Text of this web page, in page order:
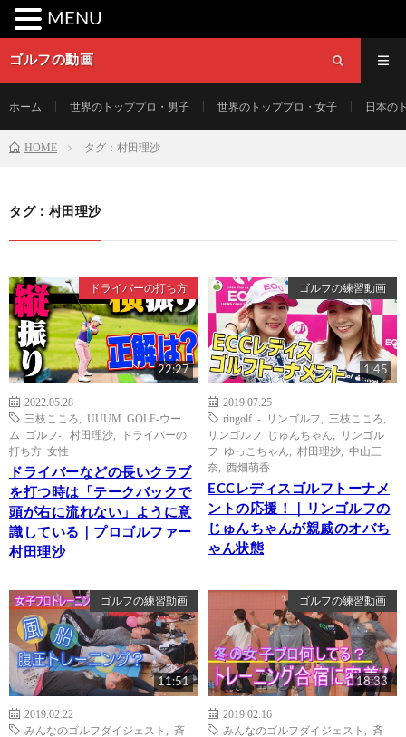
ゴルフの動画
ホーム 世界のトッププロ・男子 世界のトッププロ・女子 日本の
HOME タグ：村田理沙
タグ：村田理沙
ドライバーの打ち方
22:27
2022.05.28
三枝こころ
UUUM GOLF-ウー
ム ゴルフ-
村田理沙
ドライバーの
打ち方 女性
ドライバーなどの長いクラブ
を打つ時は「テークバックで
頭が右に流れない」ように意
識している｜プロゴルファー
村田理沙
ゴルフの練習動画
1:45
2019.07.25
ringolf - リンゴルフ
三枝こころ
リンゴルフ じゅんちゃん
リンゴル
フ ゆっこちゃん
村田理沙
中山三
奈
西畑萌香
ECCレディスゴルフトーナメ
ントの応援！｜リンゴルフの
じゅんちゃんが親戚のオバち
ゃん状態
ゴルフの練習動画
11:51
2019.02.22
みんなのゴルフダイジェスト
斉
ゴルフの練習動画
18:33
2019.02.16
みんなのゴルフダイジェスト
斉
MENU